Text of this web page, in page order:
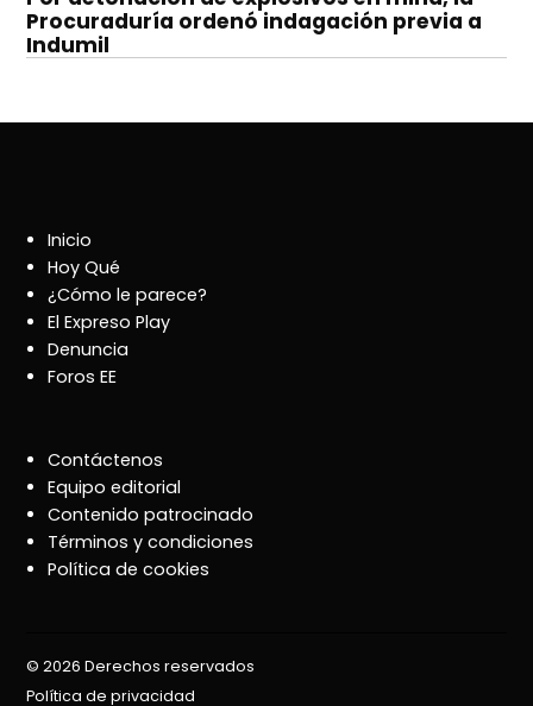
Procuraduría ordenó indagación previa a
Indumil
Inicio
Hoy Qué
¿Cómo le parece?
El Expreso Play
Denuncia
Foros EE
Contáctenos
Equipo editorial
Contenido patrocinado
Términos y condiciones
Política de cookies
© 2026 Derechos reservados
Política de privacidad